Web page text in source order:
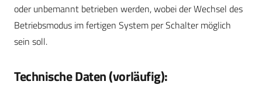
oder unbemannt betrieben werden, wobei der Wechsel des
Betriebsmodus im fertigen System per Schalter möglich
sein soll.
Technische Daten (vorläufig):